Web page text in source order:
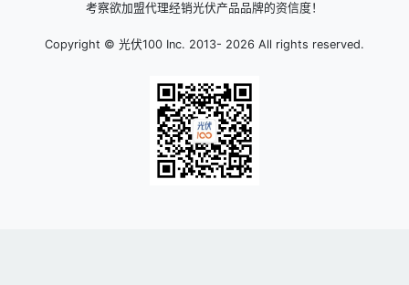
考察欲加盟代理经销光伏产品品牌的资信度！
Copyright © 光伏100 Inc. 2013- 2026 All rights reserved.